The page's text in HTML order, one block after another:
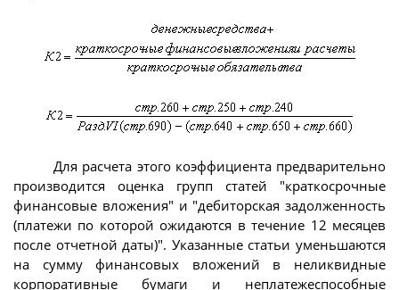
Для расчета этого коэффициента предварительно
производится оценка групп статей "краткосрочные
финансовые вложения" и "дебиторская задолженность
(платежи по которой ожидаются в течение 12 месяцев
после отчетной даты)". Указанные статьи уменьшаются
на сумму финансовых вложений в неликвидные
корпоративные бумаги и неплатежеспособные